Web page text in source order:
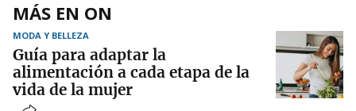
MÁS EN ON
MODA Y BELLEZA
Guía para adaptar la
alimentación a cada etapa de la
vida de la mujer